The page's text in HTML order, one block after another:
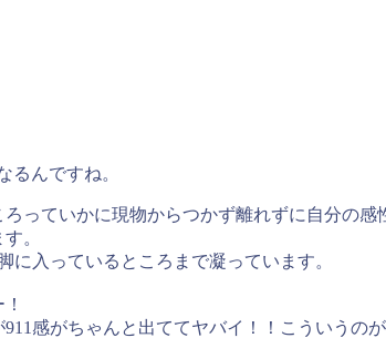
るんですね。
っていかに現物からつかず離れずに自分の
。
入っているところまで凝っています。
感がちゃんと出ててヤバイ！！こういうの